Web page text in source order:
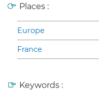
Places :
Europe
France
Keywords :